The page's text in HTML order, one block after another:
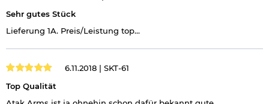
Sehr gutes Stück
Lieferung 1A. Preis/Leistung top...
6.11.2018 | SKT-61
Top Qualität